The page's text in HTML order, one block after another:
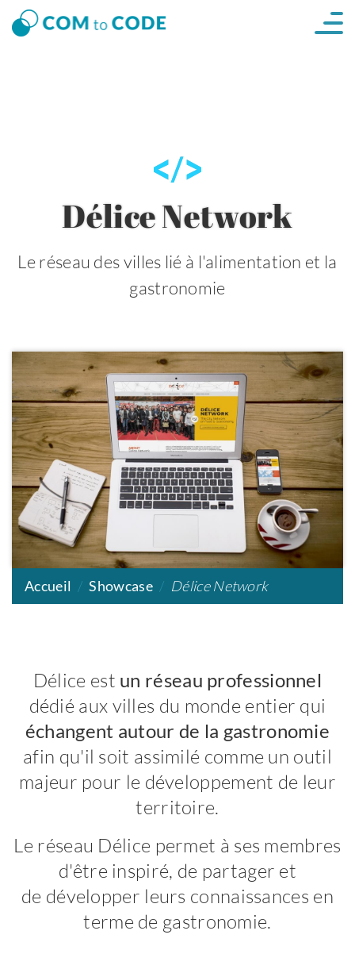
Délice Network
Le réseau des villes lié à l'alimentation et la
gastronomie
Accueil Showcase Délice Network
Délice est un réseau professionnel
dédié aux villes du monde entier qui
échangent autour de la gastronomie
afin qu'il soit assimilé comme un outil
majeur pour le développement de leur
territoire.
Le réseau Délice permet à ses membres
d'être inspiré, de partager et
de développer leurs connaissances en
terme de gastronomie.